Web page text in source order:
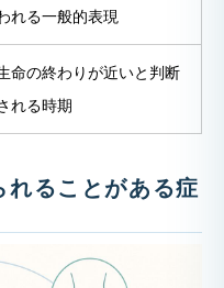
れる一般的表現
命の終わりが近いと判断
れる時期
ることがある症